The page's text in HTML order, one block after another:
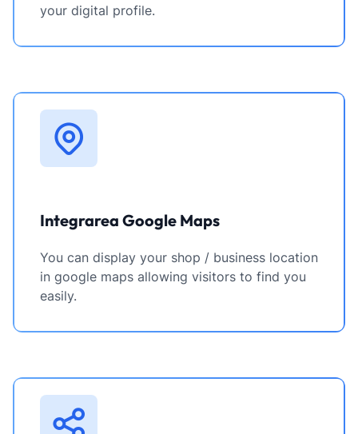
your digital profile.
Integrarea Google Maps
You can display your shop / business location
in google maps allowing visitors to find you
easily.